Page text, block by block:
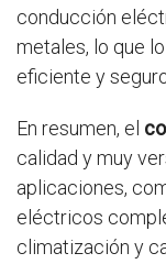
conducción
metales, lo que
eficiente y
En resumen, el
calidad y muy
aplicaciones,
eléctricos
climatización y